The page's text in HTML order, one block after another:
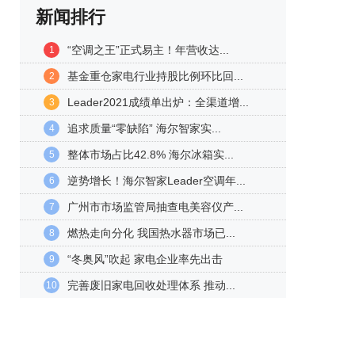
新闻排行
1 “空调之王”正式易主！年营收达...
2 基金重仓家电行业持股比例环比回...
3 Leader2021成绩单出炉：全渠道增...
4 追求质量“零缺陷” 海尔智家实...
5 整体市场占比42.8% 海尔冰箱实...
6 逆势增长！海尔智家Leader空调年...
7 广州市市场监管局抽查电美容仪产...
8 燃热走向分化 我国热水器市场已...
9 “冬奥风”吹起 家电企业率先出击
10 完善废旧家电回收处理体系 推动...